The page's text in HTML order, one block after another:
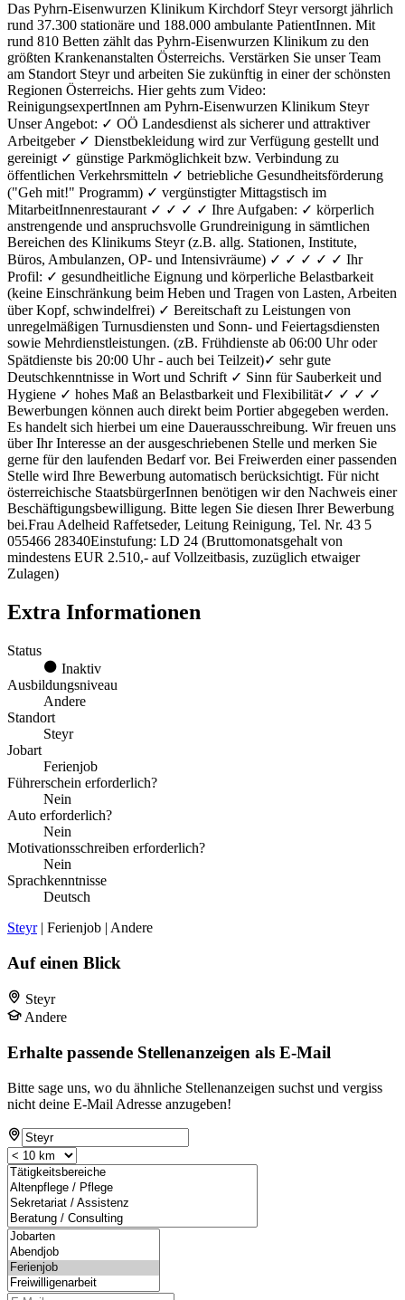
Das Pyhrn-Eisenwurzen Klinikum Kirchdorf Steyr versorgt jährlich
rund 37.300 stationäre und 188.000 ambulante PatientInnen. Mit
rund 810 Betten zählt das Pyhrn-Eisenwurzen Klinikum zu den
größten Krankenanstalten Österreichs. Verstärken Sie unser Team
am Standort Steyr und arbeiten Sie zukünftig in einer der schönsten
Regionen Österreichs. Hier gehts zum Video:
ReinigungsexpertInnen am Pyhrn-Eisenwurzen Klinikum Steyr
Unser Angebot: ✓ OÖ Landesdienst als sicherer und attraktiver
Arbeitgeber ✓ Dienstbekleidung wird zur Verfügung gestellt und
gereinigt ✓ günstige Parkmöglichkeit bzw. Verbindung zu
öffentlichen Verkehrsmitteln ✓ betriebliche Gesundheitsförderung
("Geh mit!" Programm) ✓ vergünstigter Mittagstisch im
MitarbeitInnenrestaurant ✓ ✓ ✓ ✓ Ihre Aufgaben: ✓ körperlich
anstrengende und anspruchsvolle Grundreinigung in sämtlichen
Bereichen des Klinikums Steyr (z.B. allg. Stationen, Institute,
Büros, Ambulanzen, OP- und Intensivräume) ✓ ✓ ✓ ✓ ✓ Ihr
Profil: ✓ gesundheitliche Eignung und körperliche Belastbarkeit
(keine Einschränkung beim Heben und Tragen von Lasten, Arbeiten
über Kopf, schwindelfrei) ✓ Bereitschaft zu Leistungen von
unregelmäßigen Turnusdiensten und Sonn- und Feiertagsdiensten
sowie Mehrdienstleistungen. (zB. Frühdienste ab 06:00 Uhr oder
Spätdienste bis 20:00 Uhr - auch bei Teilzeit)✓ sehr gute
Deutschkenntnisse in Wort und Schrift ✓ Sinn für Sauberkeit und
Hygiene ✓ hohes Maß an Belastbarkeit und Flexibilität✓ ✓ ✓ ✓
Bewerbungen können auch direkt beim Portier abgegeben werden.
Es handelt sich hierbei um eine Dauerausschreibung. Wir freuen uns
über Ihr Interesse an der ausgeschriebenen Stelle und merken Sie
gerne für den laufenden Bedarf vor. Bei Freiwerden einer passenden
Stelle wird Ihre Bewerbung automatisch berücksichtigt. Für nicht
österreichische StaatsbürgerInnen benötigen wir den Nachweis einer
Beschäftigungsbewilligung. Bitte legen Sie diesen Ihrer Bewerbung
bei.Frau Adelheid Raffetseder, Leitung Reinigung, Tel. Nr. 43 5
055466 28340Einstufung: LD 24 (Bruttomonatsgehalt von
mindestens EUR 2.510,- auf Vollzeitbasis, zuzüglich etwaiger
Zulagen)
Extra Informationen
Status
Inaktiv
Ausbildungsniveau
Andere
Standort
Steyr
Jobart
Ferienjob
Führerschein erforderlich?
Nein
Auto erforderlich?
Nein
Motivationsschreiben erforderlich?
Nein
Sprachkenntnisse
Deutsch
Steyr| Ferienjob | Andere
Auf einen Blick
Steyr
Andere
Erhalte passende Stellenanzeigen als E-Mail
Bitte sage uns, wo du ähnliche Stellenanzeigen suchst und vergiss
nicht deine E-Mail Adresse anzugeben!